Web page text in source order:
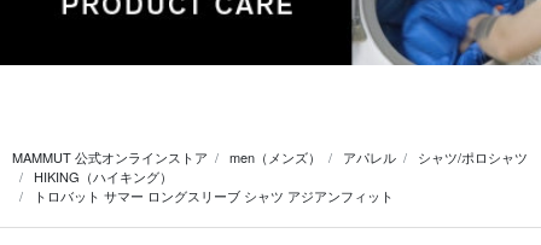
MAMMUT 公式オンラインストア men（メンズ） アパレル
シャツ/ポロシャツ
HIKING（ハイキング）
トロバット サマー ロングスリーブ シャツ アジアンフィット